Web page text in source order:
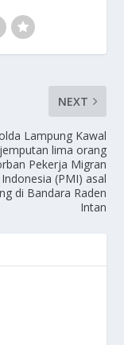
NEXT
Lampung Kawal
lima orang
Pekerja Migran
Indonesia (PMI) asal
di Bandara Raden
Intan